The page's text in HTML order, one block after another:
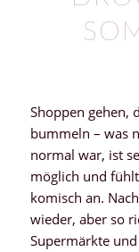
Shoppen gehen,
bummeln – was
normal war, ist
möglich und
komisch an.
wieder, aber so
Supermärkte